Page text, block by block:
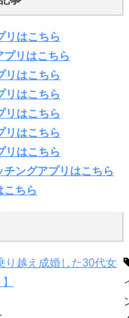
リはこちら
リはこちら
リはこちら
リはこちら
リはこちら
リはこちら
リはこちら
ングアプリはこちら
こちら
り越え成婚した30代女